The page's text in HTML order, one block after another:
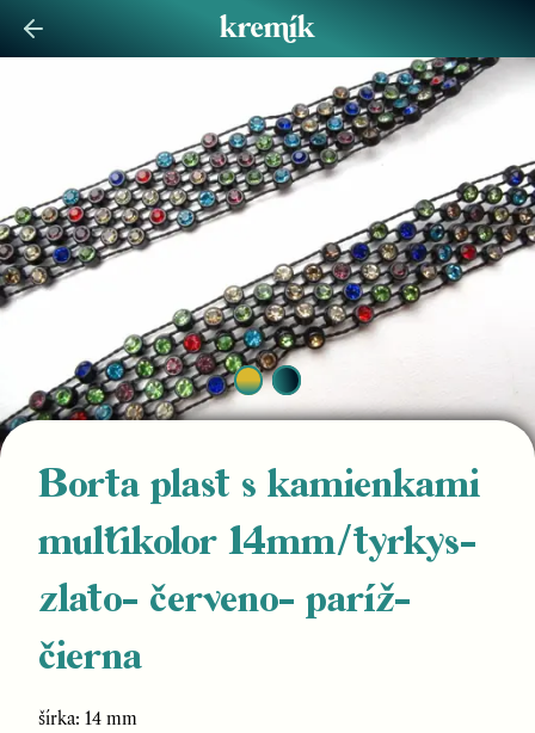
Borta plast s kamienkami
multikolor 14mm/tyrkys-
zlato- červeno- paríž-
čierna
šírka: 14 mm